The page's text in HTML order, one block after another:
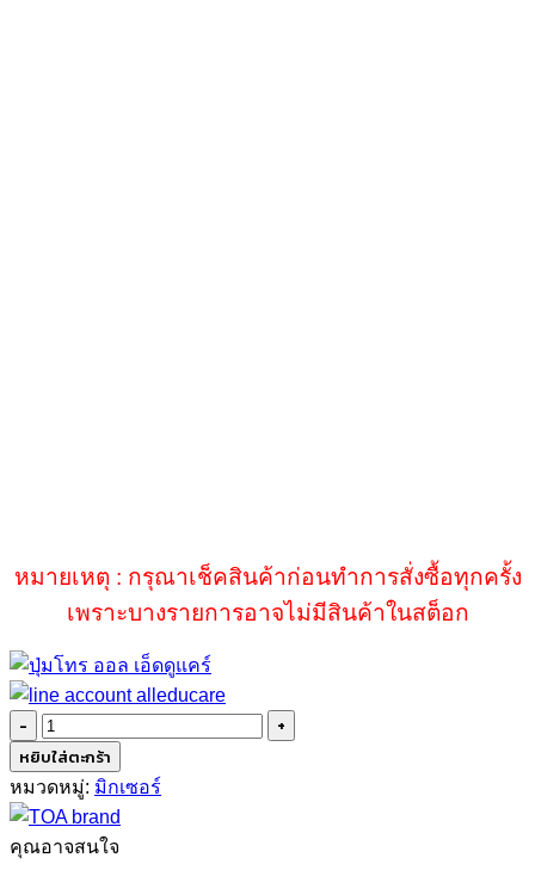
หมายเหตุ : กรุณาเช็คสินค้าก่อนทำการสั่งซื้อทุกครั้ง
เพราะบางรายการอาจไม่มีสินค้าในสต็อก
จำนวน
TOA
M-
9000M2
CE
หยิบใส่ตะกร้า
หมวดหมู่: มิกเซอร์
คุณอาจสนใจ